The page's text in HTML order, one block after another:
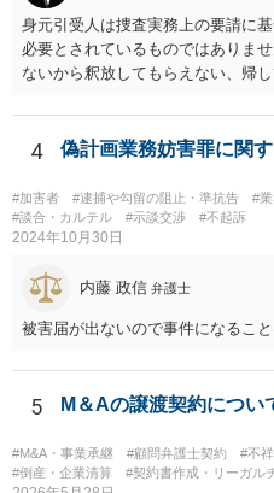
身元引受人は捜査実務上の要請に
必要とされているものではありま
ないから釈放してもらえない、帰
縁関係にある人に身元を託し、身
者の釈放後の社会生活に一定の監
なります。 もし、頼める方がいる
ならばその旨を捜査機関に申し出
考ください。
4 偽計画業務妨害罪に関
#加害者 #逮捕や勾留の阻止・準抗告
#
#談合・カルテル
#示談交渉 #不起訴
2024年10月30日
内藤 政信 弁護士
被害届が出ないので事件になるこ
5 M＆Aの譲渡契約につい
#M&A・事業承継 #顧問弁護士契約 #不
#倒産・企業清算
#契約書作成・リーガル